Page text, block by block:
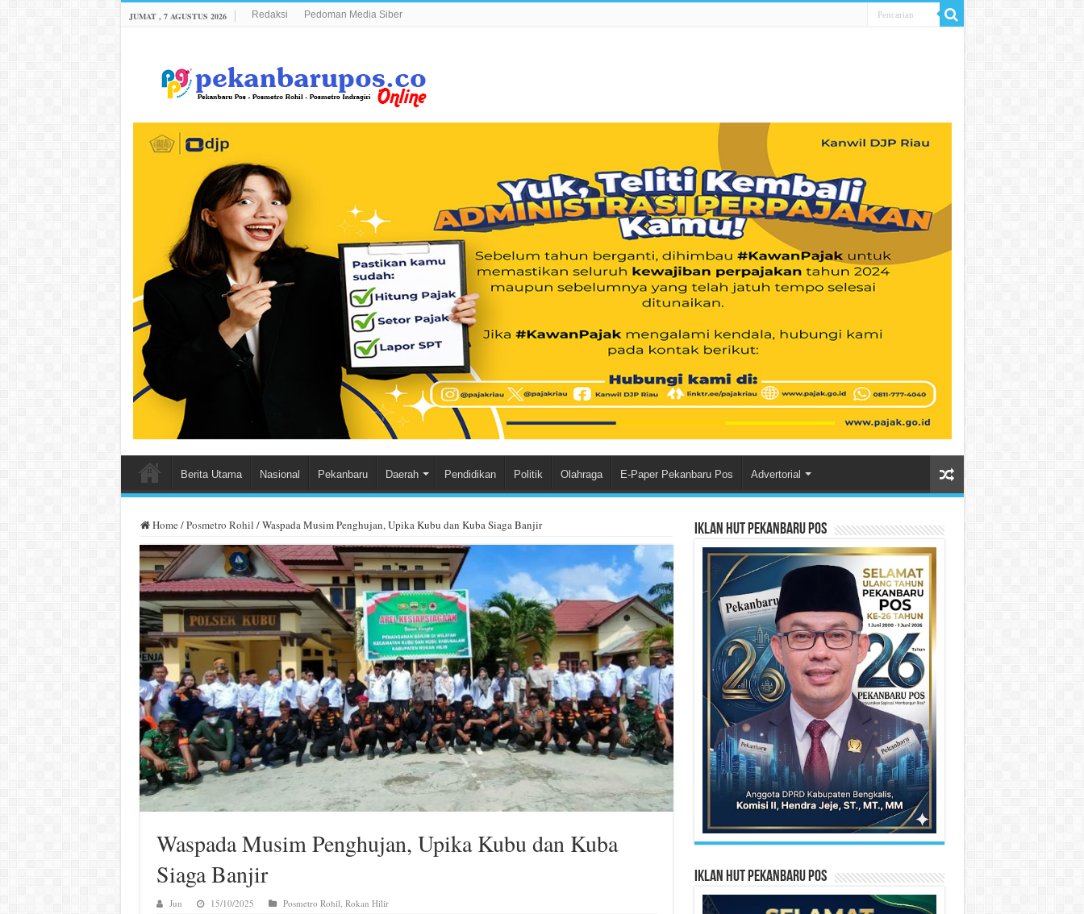
JUMAT , 7 AGUSTUS 2026 Redaksi Pedoman Media Siber
Berita Utama Nasional Pekanbaru Daerah Pendidikan Politik Olahraga E-Paper Pekanbaru Pos Advertorial
Home /Posmetro Rohil /Waspada Musim Penghujan, Upika Kubu dan Kuba Siaga Banjir
Waspada Musim Penghujan, Upika Kubu dan Kuba
Siaga Banjir
Jun 15/10/2025 Posmetro Rohil, Rokan Hilir
Iklan HUT Pekanbaru Pos
Iklan HUT Pekanbaru Pos